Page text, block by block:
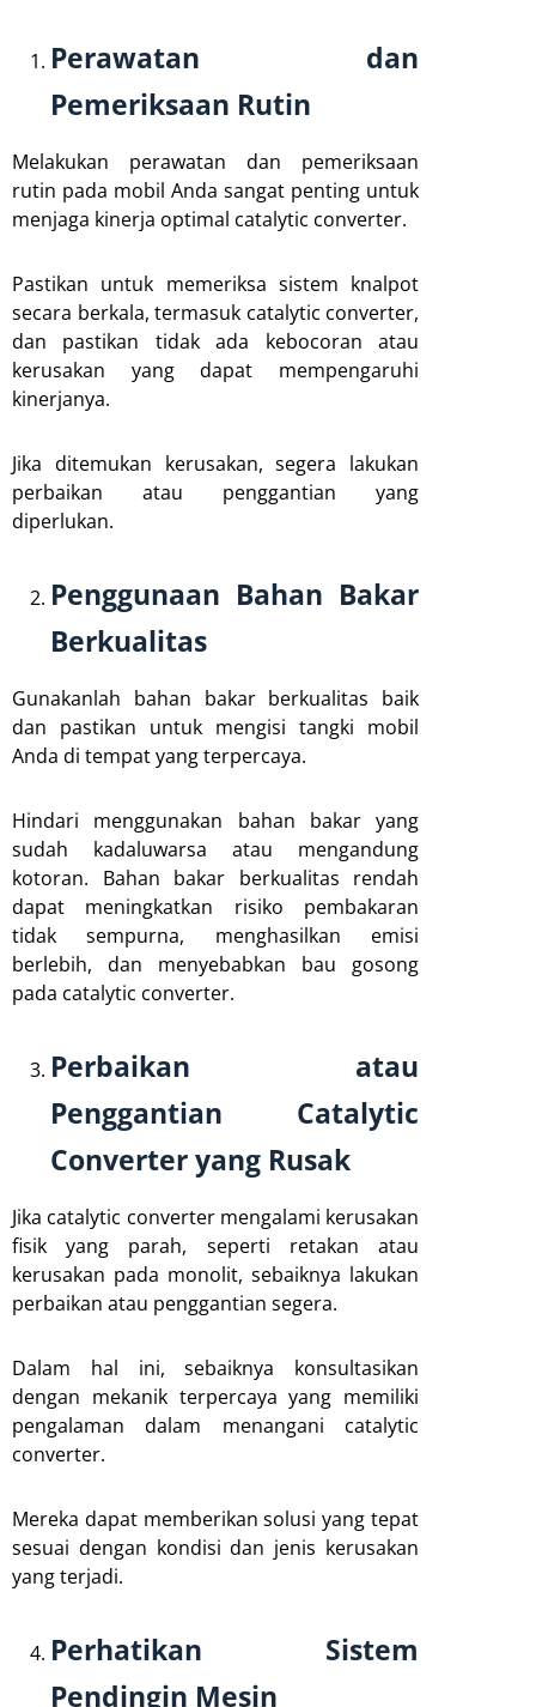
Perawatan dan
Pemeriksaan Rutin
Melakukan perawatan dan pemeriksaan
rutin pada mobil Anda sangat penting untuk
menjaga kinerja optimal catalytic converter.
Pastikan untuk memeriksa sistem knalpot
secara berkala, termasuk catalytic converter,
dan pastikan tidak ada kebocoran atau
kerusakan yang dapat mempengaruhi
kinerjanya.
Jika ditemukan kerusakan, segera lakukan
perbaikan atau penggantian yang
diperlukan.
Penggunaan Bahan Bakar
Berkualitas
Gunakanlah bahan bakar berkualitas baik
dan pastikan untuk mengisi tangki mobil
Anda di tempat yang terpercaya.
Hindari menggunakan bahan bakar yang
sudah kadaluwarsa atau mengandung
kotoran. Bahan bakar berkualitas rendah
dapat meningkatkan risiko pembakaran
tidak sempurna, menghasilkan emisi
berlebih, dan menyebabkan bau gosong
pada catalytic converter.
Perbaikan atau
Penggantian Catalytic
Converter yang Rusak
Jika catalytic converter mengalami kerusakan
fisik yang parah, seperti retakan atau
kerusakan pada monolit, sebaiknya lakukan
perbaikan atau penggantian segera.
Dalam hal ini, sebaiknya konsultasikan
dengan mekanik terpercaya yang memiliki
pengalaman dalam menangani catalytic
converter.
Mereka dapat memberikan solusi yang tepat
sesuai dengan kondisi dan jenis kerusakan
yang terjadi.
Perhatikan Sistem
Pendingin Mesin